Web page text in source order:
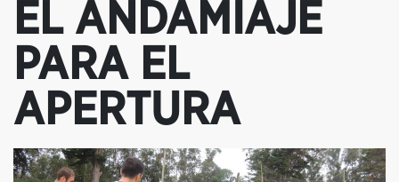
EL ANDAMIAJE
PARA EL
APERTURA